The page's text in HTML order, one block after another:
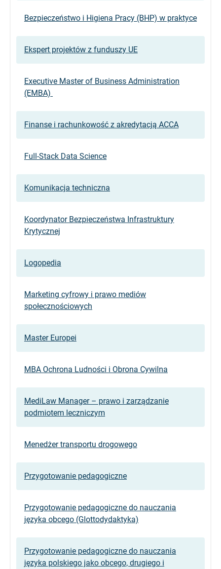
Bezpieczeństwo i Higiena Pracy (BHP) w praktyce
Ekspert projektów z funduszy UE
Executive Master of Business Administration
(EMBA)
Finanse i rachunkowość z akredytacją ACCA
Full-Stack Data Science
Komunikacja techniczna
Koordynator Bezpieczeństwa Infrastruktury
Krytycznej
Logopedia
Marketing cyfrowy i prawo mediów
społecznościowych
Master Europei
MBA Ochrona Ludności i Obrona Cywilna
MediLaw Manager – prawo i zarządzanie
podmiotem leczniczym
Menedżer transportu drogowego
Przygotowanie pedagogiczne
Przygotowanie pedagogiczne do nauczania
języka obcego (Glottodydaktyka)
Przygotowanie pedagogiczne do nauczania
języka polskiego jako obcego, drugiego i